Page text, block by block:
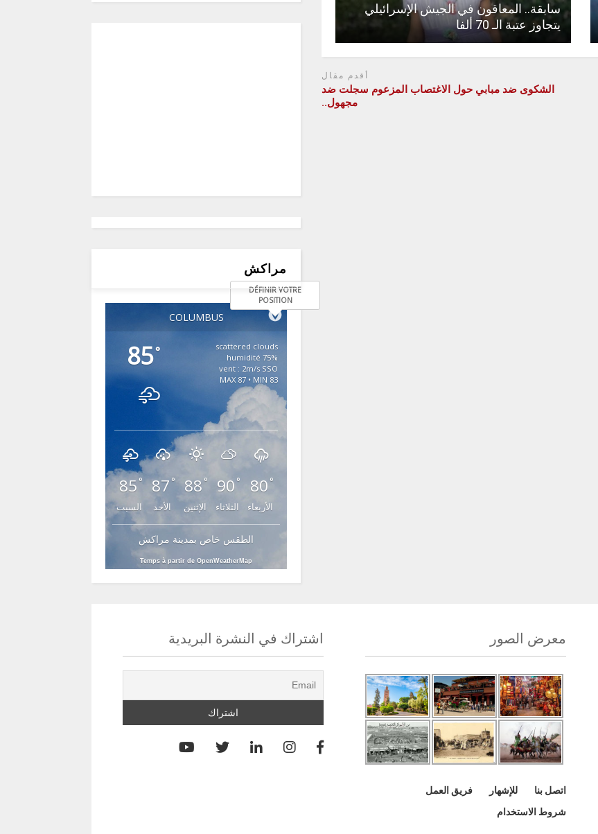
سابقة.. المعاقون في الجيش الإسرائيلي
يتجاوز عتبة الـ 70 ألفا
أقدم مقال
الشكوى ضد مبابي حول الاغتصاب المزعوم سجلت ضد
مجهول..
مراكش
COLUMBUS
DÉFINIR VOTRE
POSITION
85°
scattered clouds
75% humidité
vent : 2m/s SSO
MAX 87 • MIN 83
85 °
السبت
87 °
الأحد
88 °
الإثنين
90 °
الثلاثاء
80 °
الأربعاء
الطقس خاص بمدينة مراكش
Temps à partir de OpenWeatherMap
معرض الصور
اتصل بنا للإشهار
فريق العمل
شروط الاستخدام
اشتراك في النشرة البريدية